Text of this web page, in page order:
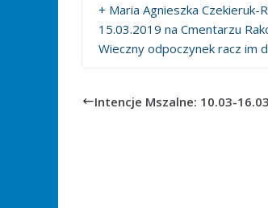
+ Maria Agnieszka
15.03.2019 na Cmentarzu
Wieczny odpoczynek racz im
Intencje Mszalne: 10.03-